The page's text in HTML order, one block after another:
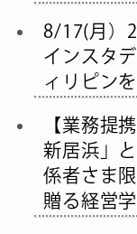
8/17(月
インスタ
ィリピン
【業務提
新居浜」
係者さま
贈る経営